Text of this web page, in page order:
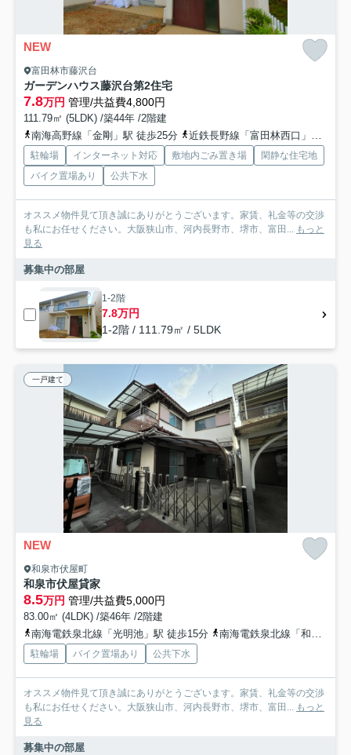
NEW
富田林市藤沢台
ガーデンハウス藤沢台第2住宅
7.8万円 管理/共益費4,800円
111.79㎡ (5LDK) /築44年 /2階建
南海高野線「金剛」駅 徒歩25分
近鉄長野線「富田林西口」駅 徒歩29分
駐輪場 インターネット対応 敷地内ごみ置き場
閑静な住宅地
バイク置場あり
公共下水
オススメ物件見て頂き誠にありがとうございます。家賃、礼金等の交渉
も私にお任せください。大阪狭山市、河内長野市、堺市、富田... もっと
見る
募集中の部屋
1-2階
7.8万円
1-2階 / 111.79㎡ / 5LDK
一戸建て
NEW
和泉市伏屋町
和泉市伏屋貸家
8.5万円 管理/共益費5,000円
83.00㎡ (4LDK) /築46年 /2階建
南海電鉄泉北線「光明池」駅 徒歩15分
南海電鉄泉北線「和泉中央」駅 徒歩35分
駐輪場 バイク置場あり 公共下水
オススメ物件見て頂き誠にありがとうございます。家賃、礼金等の交渉
も私にお任せください。大阪狭山市、河内長野市、堺市、富田... もっと
見る
募集中の部屋